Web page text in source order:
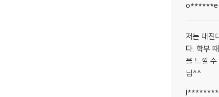
o******e
저는 대진
다. 학부
을 느낄
님^^